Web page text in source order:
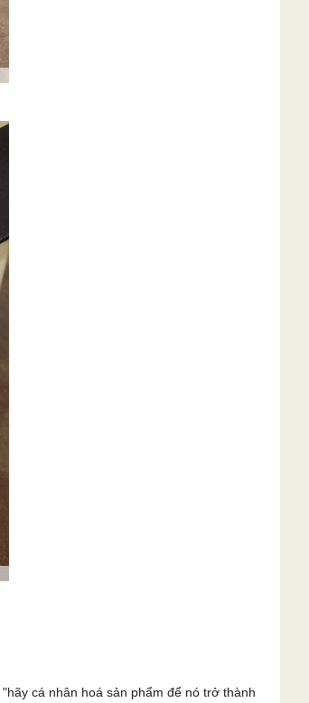
cá nhân hoá sản phẩm để nó trở thành